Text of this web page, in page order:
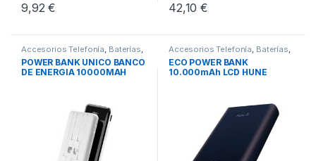
9,92€ 42,10€
Accesorios Telefonía, Baterías,
Movilidad
POWER BANK UNICO BANCO
DE ENERGIA 10000MAH
Accesorios Telefonía, Baterías,
Movilidad
ECO POWER BANK
10.000mAh LCD HUNE